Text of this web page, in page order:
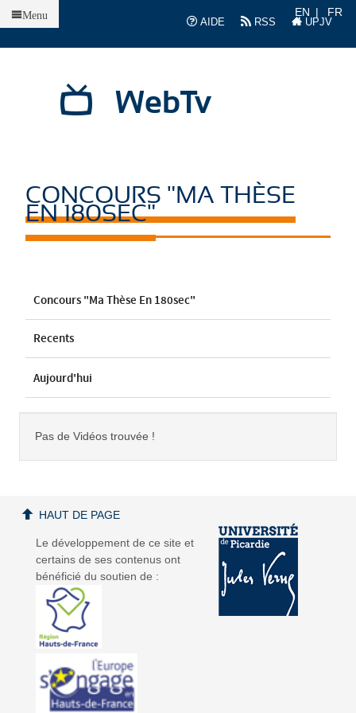
AIDE
RSS UPJV
EN FR
WebTv
Menu
CONCOURS "MA THÈSE
EN 180SEC"
Concours "Ma Thèse En 180sec"
Recents
Aujourd'hui
Pas de Vidéos trouvée !
Le développement de ce site et
certains de ses contenus ont
bénéficié du soutien de :
HAUT DE PAGE